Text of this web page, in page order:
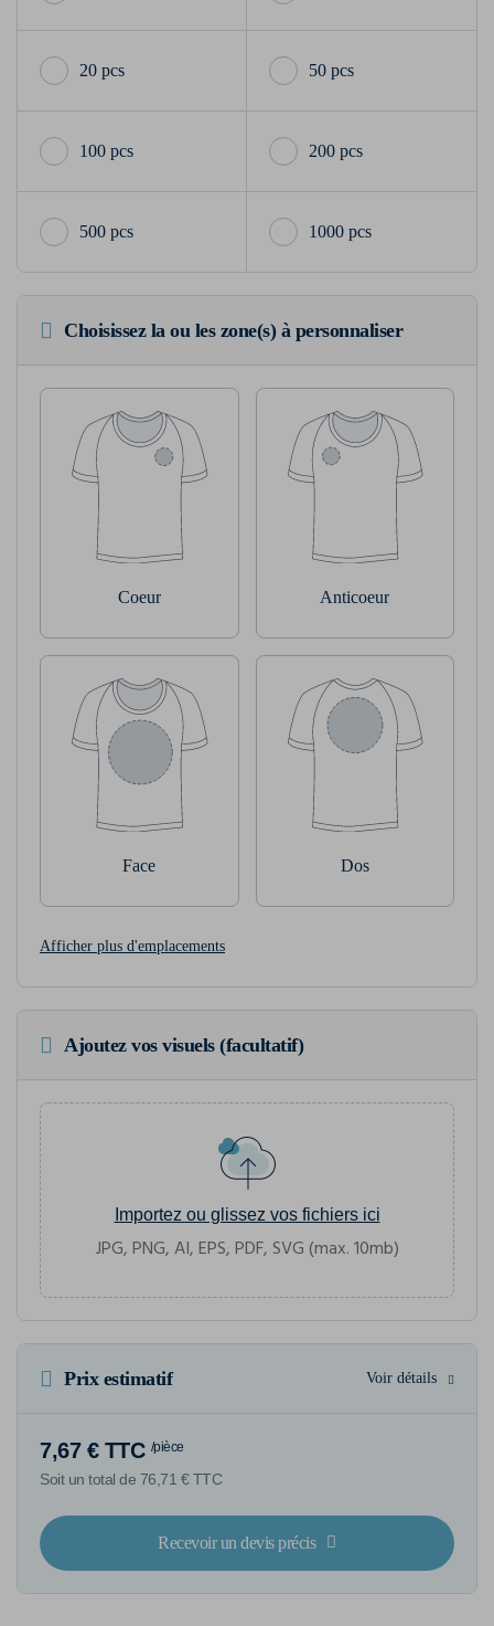
20 pcs 50 pcs
100 pcs 200 pcs
500 pcs 1000 pcs
Choisissez la ou les zone(s) à personnaliser
Coeur Anticoeur
Face Dos
Afficher plus d'emplacements
Ajoutez vos visuels (facultatif)
Importez ou glissez vos fichiers ici
JPG, PNG, AI, EPS, PDF, SVG (max. 10mb)
Prix estimatif Voir détails
7,67 € TTC /pièce
Soit un total de 76,71 € TTC
Recevoir un devis précis